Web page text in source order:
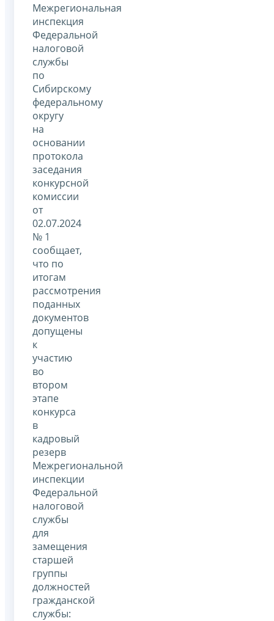
Межрегиональная
инспекция
Федеральной
налоговой
службы
по
Сибирскому
федеральному
округу
на
основании
протокола
заседания
конкурсной
комиссии
от
02.07.2024
№ 1
сообщает,
что по
итогам
рассмотрения
поданных
документов
допущены
к
участию
во
втором
этапе
конкурса
в
кадровый
резерв
Межрегиональной
инспекции
Федеральной
налоговой
службы
для
замещения
старшей
группы
должностей
гражданской
службы: